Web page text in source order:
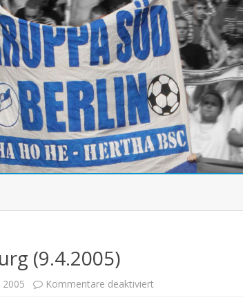
(9.4.2005)
2005 Kommentare deaktiviert